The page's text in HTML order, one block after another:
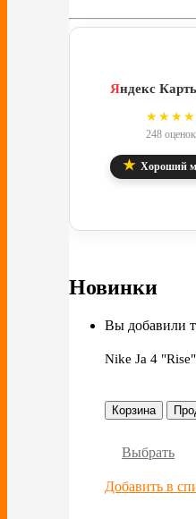
Яндекс
248 оценок
★ Хороший
Новинки
Вы добавили
Nike Ja 4 "Rise"
Корзина
Выбрать
Добавить в